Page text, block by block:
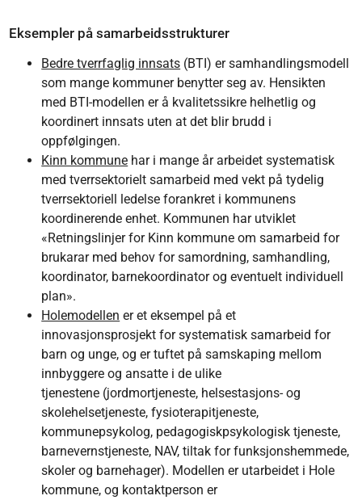
Eksempler på samarbeidsstrukturer
Bedre tverrfaglig innsats (BTI) er samhandlingsmodell
som mange kommuner benytter seg av. Hensikten
med BTI-modellen er å kvalitetssikre helhetlig og
koordinert innsats uten at det blir brudd i
oppfølgingen.
Kinn kommune har i mange år arbeidet systematisk
med tverrsektorielt samarbeid med vekt på tydelig
tverrsektoriell ledelse forankret i kommunens
koordinerende enhet. Kommunen har utviklet
«Retningslinjer for Kinn kommune om samarbeid for
brukarar med behov for samordning, samhandling,
koordinator, barnekoordinator og eventuelt individuell
plan».
Holemodellen er et eksempel på et
innovasjonsprosjekt for systematisk samarbeid for
barn og unge, og er tuftet på samskaping mellom
innbyggere og ansatte i de ulike
tjenestene (jordmortjeneste, helsestasjons- og
skolehelsetjeneste, fysioterapitjeneste,
kommunepsykolog, pedagogiskpsykologisk tjeneste,
barnevernstjeneste, NAV, tiltak for funksjonshemmede,
skoler og barnehager). Modellen er utarbeidet i Hole
kommune, og kontaktperson er